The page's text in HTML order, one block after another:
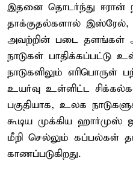
இதனை தொடர்ந்து ஈரான்
தாக்குதல்களால் இஸ்ரேல்,
அவற்றின் படை தளங்கள்
நாடுகள்
நாடுகளிலும் எரிபொருள்
உயர்வு உள்ளிட்ட
பகுதியாக, உலக
கூடிய முக்கிய ஹார்முஸ்
மீறி செல்லும் கப்பல்கள்
காணப்படுகிறது.